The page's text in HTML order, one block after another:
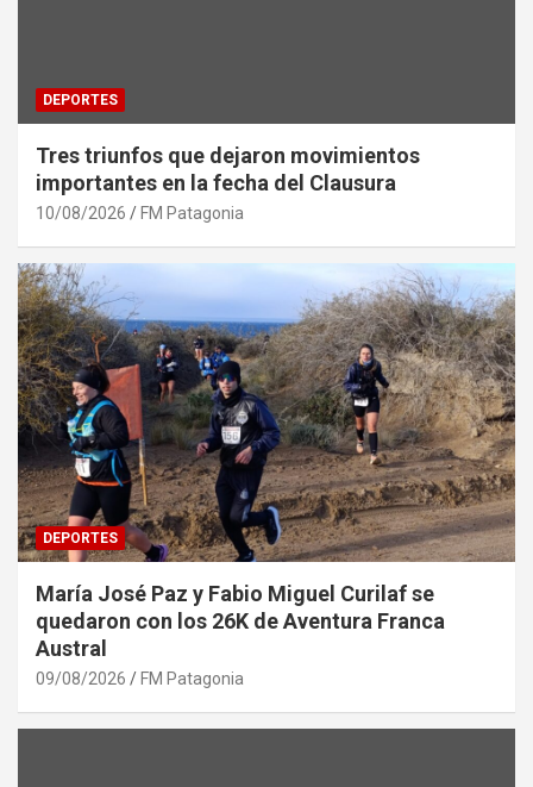
DEPORTES
Tres triunfos que dejaron movimientos
importantes en la fecha del Clausura
10/08/2026 FM Patagonia
DEPORTES
María José Paz y Fabio Miguel Curilaf se
quedaron con los 26K de Aventura Franca
Austral
09/08/2026 FM Patagonia